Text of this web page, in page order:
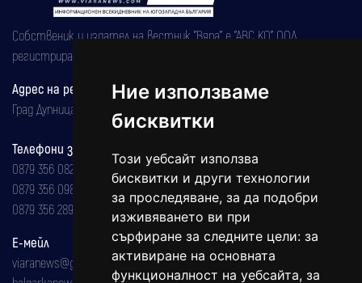
Ние използваме
бисквитки
Този уебсайт използва
бисквитки и други технологии
за проследяване, за да подобри
изживяването ви при
сърфиране за следните цели: за
активиране на основната
функционалност на уебсайта, за
Собственик и издател на вестник "Вяра" е "АВС КО" ООД,
регистрирана на 08.05.2002 година.
Адрес на редакцията
Град Дупница, ул.''Христо Ботев" 43
Телефони за реклама и абонаменти
0879 356 082
0879 356 098
0879 356 289
Е-мейл
viaranews@gmail.com